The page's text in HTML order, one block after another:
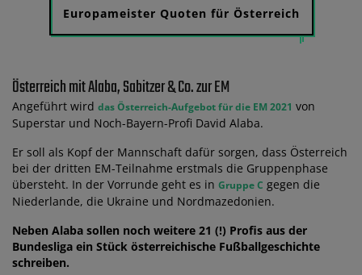
Europameister Quoten für Österreich
Österreich mit Alaba, Sabitzer & Co. zur EM
Angeführt wird das Österreich-Aufgebot für die EM 2021 von
Superstar und Noch-Bayern-Profi David Alaba.
Er soll als Kopf der Mannschaft dafür sorgen, dass Österreich
bei der dritten EM-Teilnahme erstmals die Gruppenphase
übersteht. In der Vorrunde geht es in Gruppe C gegen die
Niederlande, die Ukraine und Nordmazedonien.
Neben Alaba sollen noch weitere 21 (!) Profis aus der
Bundesliga ein Stück österreichische Fußballgeschichte
schreiben.